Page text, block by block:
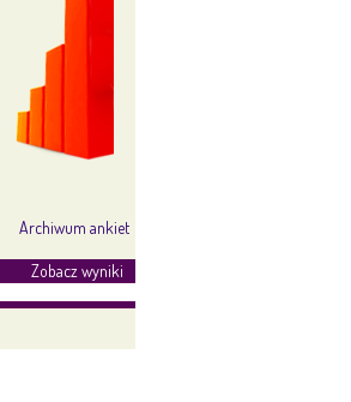
Zobacz wyniki
Archiwum ankiet